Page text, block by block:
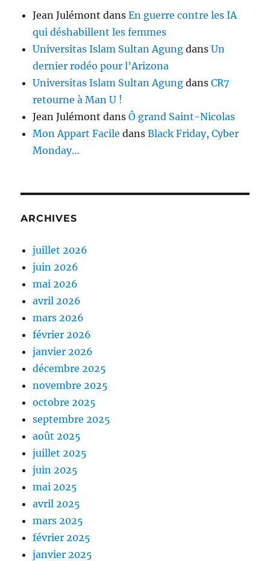
Jean Julémont dansEn guerre contre les IA
qui déshabillent les femmes
Universitas Islam Sultan Agung dansUn
dernier rodéo pour l’Arizona
Universitas Islam Sultan Agung dansCR7
retourne à Man U !
Jean Julémont dansÔ grand Saint-Nicolas
Mon Appart Facile dansBlack Friday, Cyber
Monday…
ARCHIVES
juillet 2026
juin 2026
mai 2026
avril 2026
mars 2026
février 2026
janvier 2026
décembre 2025
novembre 2025
octobre 2025
septembre 2025
août 2025
juillet 2025
juin 2025
mai 2025
avril 2025
mars 2025
février 2025
janvier 2025